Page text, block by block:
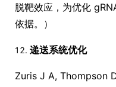
脱靶效应，为优化
依据。）
递送系统优化
Zuris J A, Thompson